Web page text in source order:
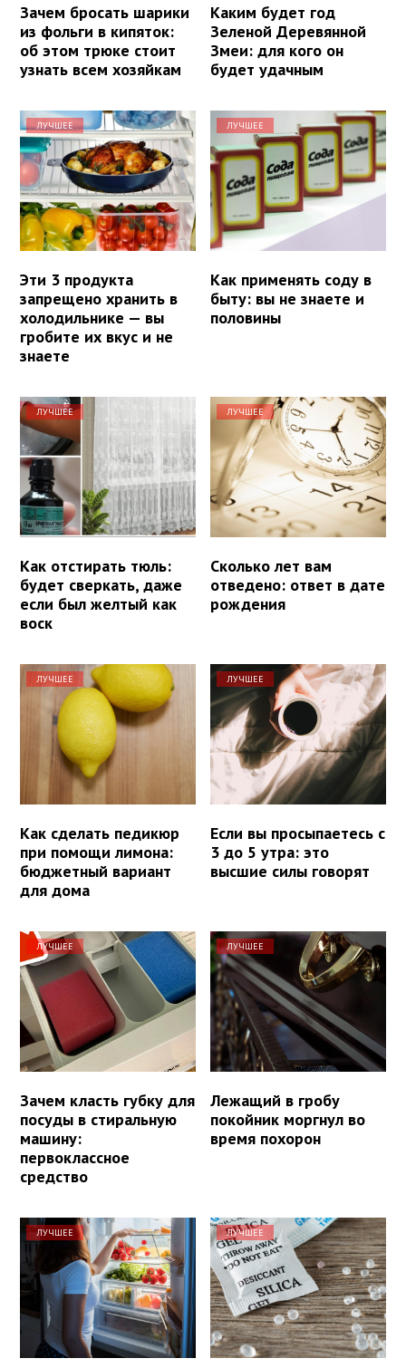
Зачем бросать шарики
из фольги в кипяток:
об этом трюке стоит
узнать всем хозяйкам
Каким будет год
Зеленой Деревянной
Змеи: для кого он
будет удачным
ЛУЧШЕЕ
Эти 3 продукта
запрещено хранить в
холодильнике — вы
гробите их вкус и не
знаете
ЛУЧШЕЕ
Как применять соду в
быту: вы не знаете и
половины
ЛУЧШЕЕ
Как отстирать тюль:
будет сверкать, даже
если был желтый как
воск
ЛУЧШЕЕ
Сколько лет вам
отведено: ответ в дате
рождения
ЛУЧШЕЕ
Как сделать педикюр
при помощи лимона:
бюджетный вариант
для дома
ЛУЧШЕЕ
Если вы просыпаетесь с
3 до 5 утра: это
высшие силы говорят
ЛУЧШЕЕ
Зачем класть губку для
посуды в стиральную
машину:
первоклассное
средство
ЛУЧШЕЕ
Лежащий в гробу
покойник моргнул во
время похорон
ЛУЧШЕЕ ЛУЧШЕЕ